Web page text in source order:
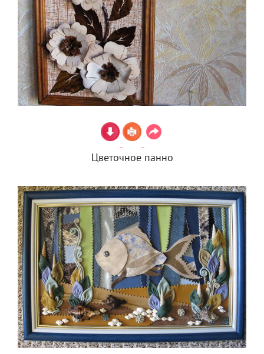
Цветочное панно